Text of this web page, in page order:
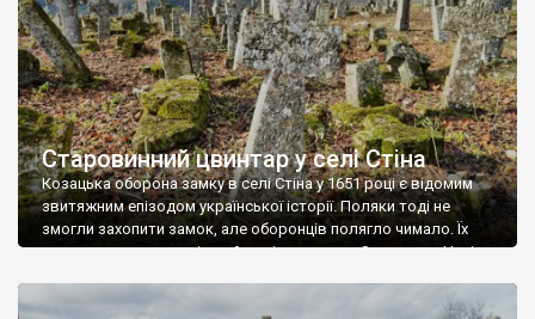
Старовинний цвинтар у селі Стіна
Козацька оборона замку в селі Стіна у 1651 році є відомим
звитяжним епізодом української історії. Поляки тоді не
змогли захопити замок, але оборонців полягло чимало. Їх
поховали на цвинтарі, який тоді називався Замковим. Нині на
ньому чимало хрестів 19 століття, є такі, де епітафії стер […]